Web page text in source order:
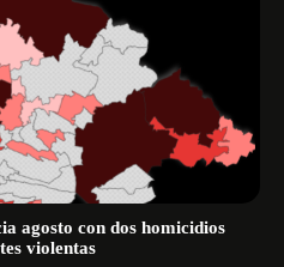
agosto con dos homicidios
violentas